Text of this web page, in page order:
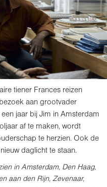
tiener Frances reizen
aan grootvader
jaar bij Jim in Amsterdam
af te maken, wordt
te herzien. Ook de
daglicht te staan.
in Amsterdam, Den Haag,
aan den Rijn, Zevenaar,